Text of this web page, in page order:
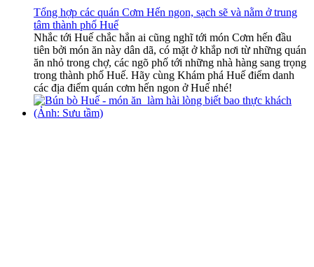
Tổng hợp các quán Cơm Hến ngon, sạch sẽ và nằm ở trung
tâm thành phố Huế
Nhắc tới Huế chắc hẳn ai cũng nghĩ tới món Cơm hến đầu
tiên bởi món ăn này dân dã, có mặt ở khắp nơi từ những quán
ăn nhỏ trong chợ, các ngõ phố tới những nhà hàng sang trọng
trong thành phố Huế. Hãy cùng Khám phá Huế điểm danh
các địa điểm quán cơm hến ngon ở Huế nhé!